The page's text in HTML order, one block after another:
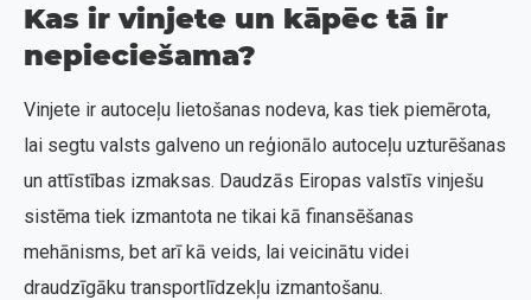
Kas ir vinjete un kāpēc tā ir
nepieciešama?
Vinjete ir autoceļu lietošanas nodeva, kas tiek piemērota,
lai segtu valsts galveno un reģionālo autoceļu uzturēšanas
un attīstības izmaksas. Daudzās Eiropas valstīs vinješu
sistēma tiek izmantota ne tikai kā finansēšanas
mehānisms, bet arī kā veids, lai veicinātu videi
draudzīgāku transportlīdzekļu izmantošanu.